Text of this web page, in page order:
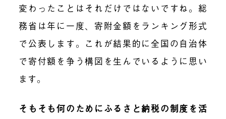
変わったことはそれだけではないですね。総
務省は年に一度、寄附金額をランキング形式
で公表します。これが結果的に全国の自治体
で寄付額を争う構図を生んでいるように思い
ます。
そもそも何のためにふるさと納税の制度を活